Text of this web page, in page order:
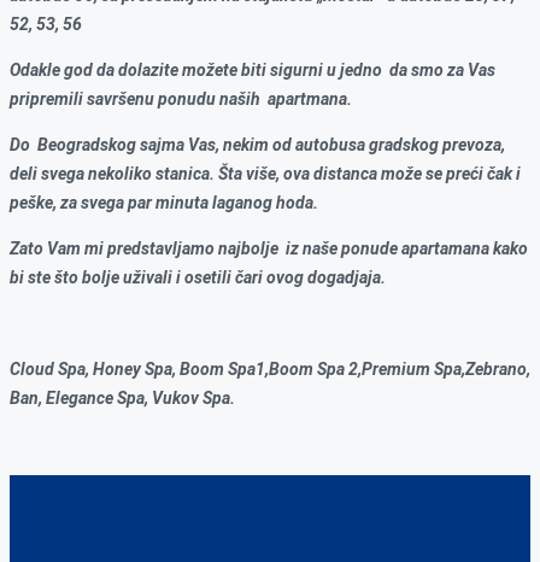
52, 53, 56
Odakle god da dolazite možete biti sigurni u jedno da smo za Vas
pripremili savršenu ponudu naših apartmana.
Do Beogradskog sajma Vas, nekim od autobusa gradskog prevoza,
deli svega nekoliko stanica. Šta više, ova distanca može se preći čak i
peške, za svega par minuta laganog hoda.
Zato Vam mi predstavljamo najbolje iz naše ponude apartamana kako
bi ste što bolje uživali i osetili čari ovog dogadjaja.
Cloud Spa, Honey Spa, Boom Spa1,Boom Spa 2,Premium Spa,Zebrano,
Ban, Elegance Spa, Vukov Spa.